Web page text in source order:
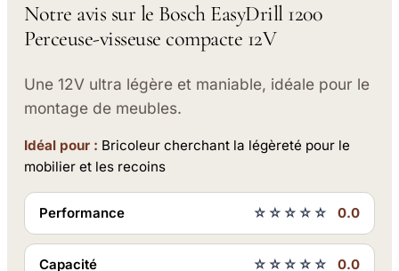
Notre avis sur le Bosch EasyDrill 1200
Perceuse-visseuse compacte 12V
Une 12V ultra légère et maniable, idéale pour le
montage de meubles.
Idéal pour : Bricoleur cherchant la légèreté pour le
mobilier et les recoins
Performance ☆☆☆☆☆ 0.0
Capacité ☆☆☆☆☆ 0.0